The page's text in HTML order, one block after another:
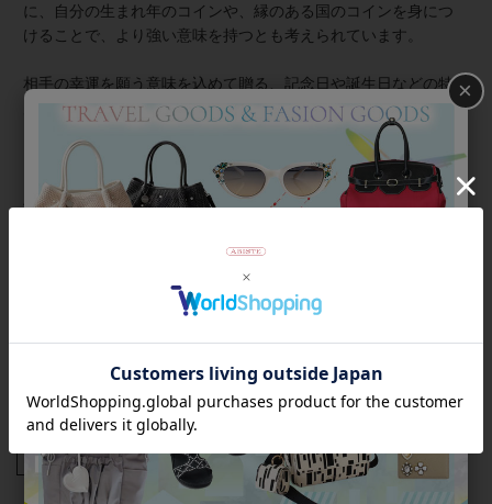
に、自分の生まれ年のコインや、縁のある国のコインを身につ
けることで、より強い意味を持つとも考えられています。
相手の幸運を願う意味を込めて贈る、記念日や誕生日などの特
別な日のプレゼントとしてもおすすめです。
イギリス20ペンスコインについて
ローズと枝と冠があしらわれたコインは、ヘンリー７世以来、
代々イギリス君主が用いた柄です。デューダローズはイングラ
いわれる、歴史ある素晴らしいコインです。また、デューダロ
ーズは「朝のバラ」と言われ、その美しい絵柄は様々な調度品
などにも描かれており、気品の高さから、長い間愛され続けて
★雑誌掲載アイテム★
大人のおしゃれ手帖8月号
商品番号 4180022
×